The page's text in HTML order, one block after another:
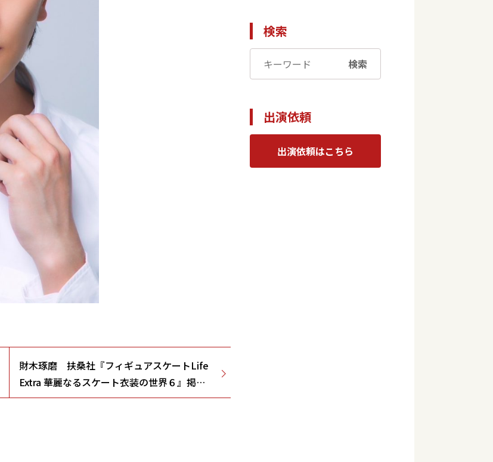
財木琢磨 扶桑社『フィギュアスケートLife
Extra 華麗なるスケート衣装の世界６』掲
載！
検索
検索
出演依頼
出演依頼はこちら